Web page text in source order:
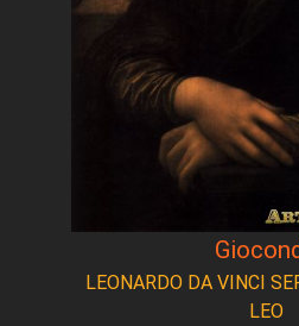
LEONARDO DA VINCI
LEO